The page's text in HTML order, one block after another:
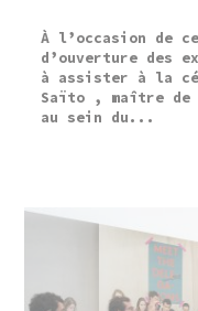
À l’occasion de
d’ouverture des
à assister à la
Saïto , maître de
au sein du...